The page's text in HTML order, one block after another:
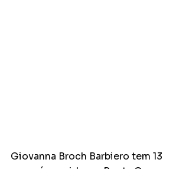
Giovanna Broch Barbiero tem 13